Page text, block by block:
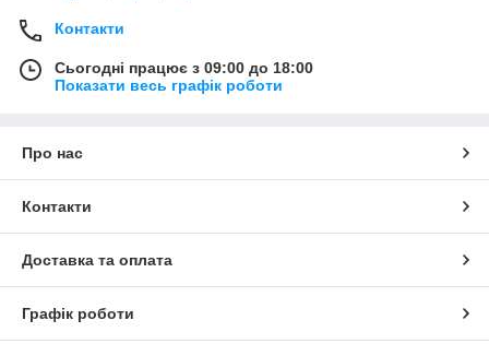
Контакти
Сьогодні працює з 09:00 до 18:00
Показати весь графік роботи
Про нас
Контакти
Доставка та оплата
Графік роботи